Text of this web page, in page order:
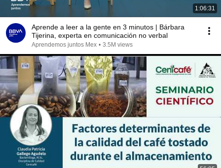
1:06:31
Aprende a leer a la gente en 3 minutos | Bárbara
Tijerina, experta en comunicación no verbal
Aprendemos juntos Mex • 3.5M views